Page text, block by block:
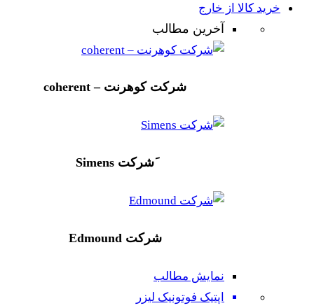
خرید کالا از خارج
آخرین مطالب
شرکت کوهرنت – coherent
َشرکت Simens
شرکت Edmound
نمایش مطالب
اپتیک فوتونیک لیزر